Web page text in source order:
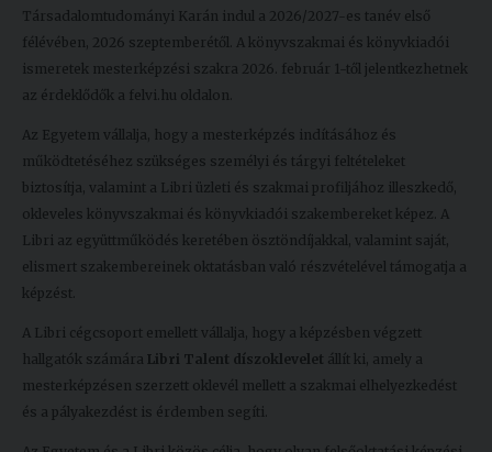
Társadalomtudományi Karán indul a 2026/2027-es tanév első
félévében, 2026 szeptemberétől. A könyvszakmai és könyvkiadói
ismeretek mesterképzési szakra 2026. február 1-től jelentkezhetnek
az érdeklődők a felvi.hu oldalon.
Az Egyetem vállalja, hogy a mesterképzés indításához és
működtetéséhez szükséges személyi és tárgyi feltételeket
biztosítja, valamint a Libri üzleti és szakmai profiljához illeszkedő,
okleveles könyvszakmai és könyvkiadói szakembereket képez. A
Libri az együttműködés keretében ösztöndíjakkal, valamint saját,
elismert szakembereinek oktatásban való részvételével támogatja a
képzést.
A Libri cégcsoport emellett vállalja, hogy a képzésben végzett
hallgatók számára Libri Talent díszoklevelet állít ki, amely a
mesterképzésen szerzett oklevél mellett a szakmai elhelyezkedést
és a pályakezdést is érdemben segíti.